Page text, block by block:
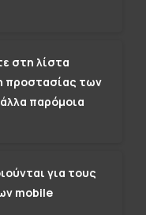
στη λίστα
προστασίας των
παρόμοια
για τους
mobile